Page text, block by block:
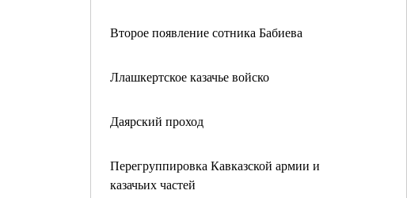
Второе появление сотника Бабиева
Ллашкертское казачье войско
Даярский проход
Перегруппировка Кавказской армии и
казачьих частей